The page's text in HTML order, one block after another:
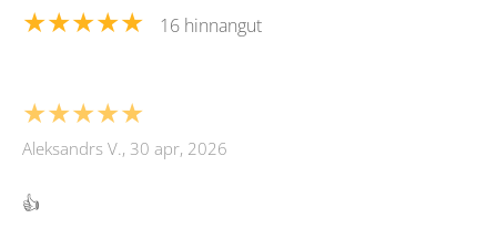
★★★★★ 16 hinnangut
★★★★★
Aleksandrs V., 30 apr, 2026
👍